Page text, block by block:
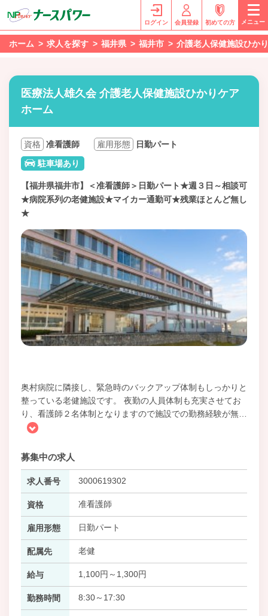
ログイン 会員登録 初めての方 メニュー
ホーム 求人を探す 福井県 福井市 介護老人保健施設ひか
医療法人雄久会 介護老人保健施設ひかりケア
ホーム
資格 准看護師 雇用形態
日勤パート
駐車場あり
【福井県福井市】＜准看護師＞日勤パート★週３日～相談可
★病院系列の老健施設★マイカー通勤可★残業ほとんど無し
★
奥村病院に隣接し、緊急時のバックアップ体制もしっかりと
整っている老健施設です。 夜勤の人員体制も充実させてお
り、看護師２名体制となりますので施設での勤務経験が無
募集中の求人
求人番号 3000619302
資格 准看護師
雇用形態 日勤パート
配属先 老健
給与 1,100円～1,300円
勤務時間 8:30～17:30